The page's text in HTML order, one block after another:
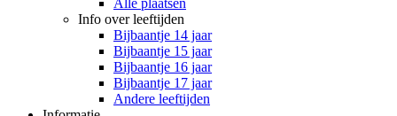
Alle plaatsen
Info over leeftijden
Bijbaantje 14 jaar
Bijbaantje 15 jaar
Bijbaantje 16 jaar
Bijbaantje 17 jaar
Andere leeftijden